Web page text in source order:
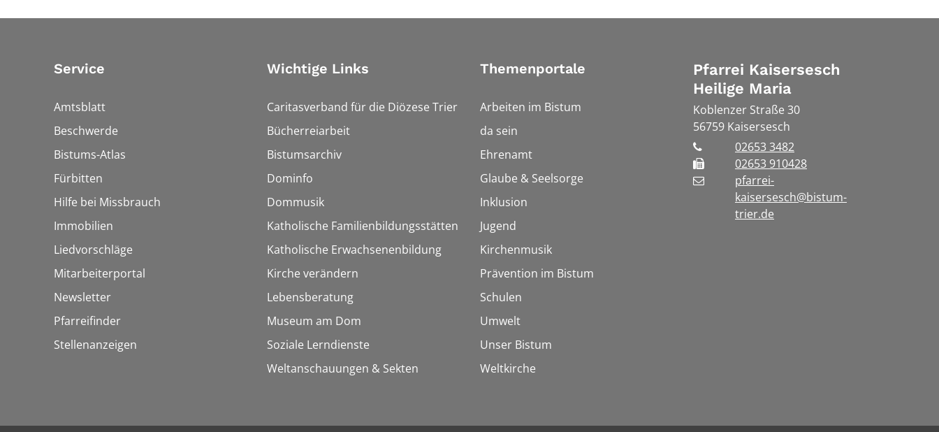
Service
Amtsblatt
Beschwerde
Bistums-Atlas
Fürbitten
Hilfe bei Missbrauch
Immobilien
Liedvorschläge
Mitarbeiterportal
Newsletter
Pfarreifinder
Stellenanzeigen
Wichtige Links
Caritasverband für die Diözese Trier
Bücherreiarbeit
Bistumsarchiv
Dominfo
Dommusik
Katholische Familienbildungsstätten
Katholische Erwachsenenbildung
Kirche verändern
Lebensberatung
Museum am Dom
Soziale Lerndienste
Weltanschauungen & Sekten
Themenportale
Arbeiten im Bistum
da sein
Ehrenamt
Glaube & Seelsorge
Inklusion
Jugend
Kirchenmusik
Prävention im Bistum
Schulen
Umwelt
Unser Bistum
Weltkirche
Pfarrei Kaisersesch
Heilige Maria
Koblenzer Straße 30
56759 Kaisersesch
02653 3482
02653 910428
pfarrei-
kaisersesch@bistum-
trier.de